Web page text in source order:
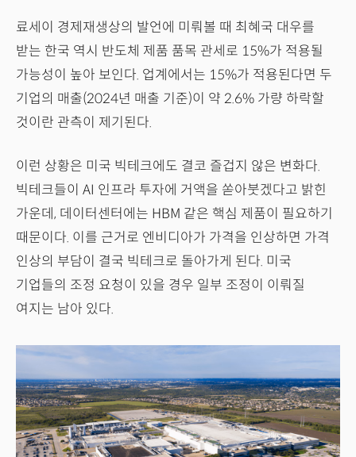
료세이 경제재생상의 발언에 미뤄볼 때 최혜국 대우를
받는 한국 역시 반도체 제품 품목 관세로 15%가 적용될
가능성이 높아 보인다. 업계에서는 15%가 적용된다면 두
기업의 매출(2024년 매출 기준)이 약 2.6% 가량 하락할
것이란 관측이 제기된다.
이런 상황은 미국 빅테크에도 결코 즐겁지 않은 변화다.
빅테크들이 AI 인프라 투자에 거액을 쏟아붓겠다고 밝힌
가운데, 데이터센터에는 HBM 같은 핵심 제품이 필요하기
때문이다. 이를 근거로 엔비디아가 가격을 인상하면 가격
인상의 부담이 결국 빅테크로 돌아가게 된다. 미국
기업들의 조정 요청이 있을 경우 일부 조정이 이뤄질
여지는 남아 있다.